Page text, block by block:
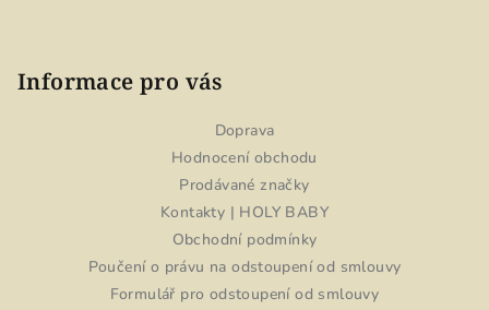
Informace pro vás
Doprava
Hodnocení obchodu
Prodávané značky
Kontakty | HOLY BABY
Obchodní podmínky
Poučení o právu na odstoupení od smlouvy
Formulář pro odstoupení od smlouvy